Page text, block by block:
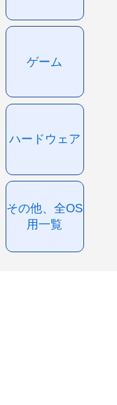
ゲーム
ハードウェア
その他、全OS
用一覧